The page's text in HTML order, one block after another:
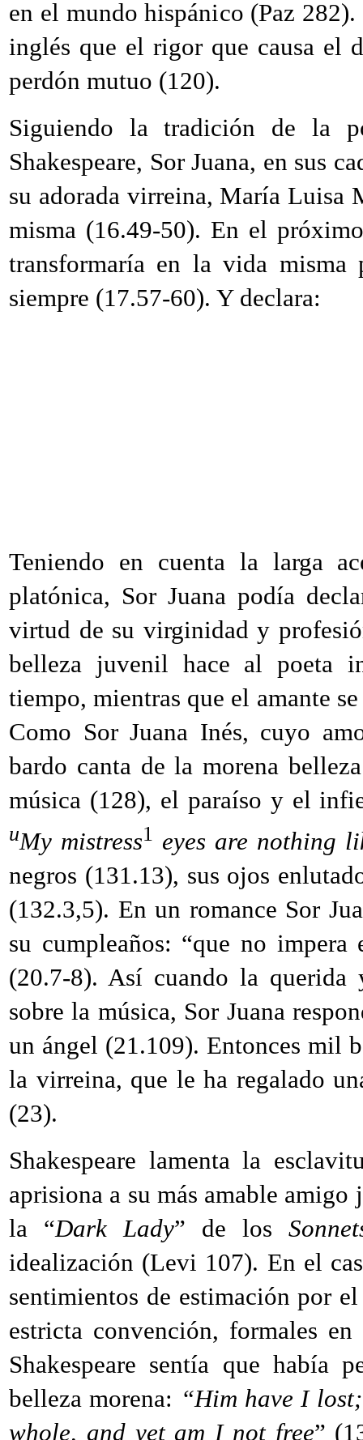
en el mundo hispánico (Paz
inglés que el rigor que causa el
perdón mutuo (120).
Siguiendo la tradición de la
Shakespeare, Sor Juana, en sus
su adorada virreina, María Luisa
misma (16.49-50). En el
transformaría en la vida misma
siempre (17.57-60). Y declara:
Teniendo en cuenta la larga
platónica, Sor Juana podía
virtud de su virginidad y
belleza juvenil hace al poeta
tiempo, mientras que el amante
Como Sor Juana Inés, cuyo
bardo canta de la morena
música (128), el paraíso y el
uMy mistress1 eyes are nothing
negros (131.13), sus ojos
(132.3,5). En un romance Sor
su cumpleaños: “que no
(20.7-8). Así cuando la querida
sobre la música, Sor Juana
un ángel (21.109). Entonces mil
la virreina, que le ha regalado
(23).
Shakespeare lamenta la
aprisiona a su más amable
la “Dark Lady” de los
idealización (Levi 107). En el
sentimientos de estimación por
estricta convención, formales
Shakespeare sentía que había
belleza morena: “Him have I
whole, and yet am I not free”